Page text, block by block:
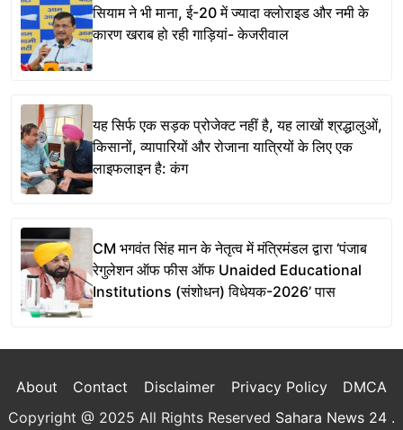
सियाम ने भी माना, ई-20 में ज्यादा क्लोराइड और नमी के
कारण खराब हो रही गाड़ियां- केजरीवाल
यह सिर्फ एक सड़क प्रोजेक्ट नहीं है, यह लाखों श्रद्धालुओं,
किसानों, व्यापारियों और रोजाना यात्रियों के लिए एक
लाइफलाइन है: कंग
CM भगवंत सिंह मान के नेतृत्व में मंत्रिमंडल द्वारा ‘पंजाब
रेगुलेशन ऑफ फीस ऑफ Unaided Educational
Institutions (संशोधन) विधेयक-2026’ पास
About Contact Disclaimer Privacy Policy
DMCA
Copyright @ 2025 All Rights Reserved Sahara News 24 .